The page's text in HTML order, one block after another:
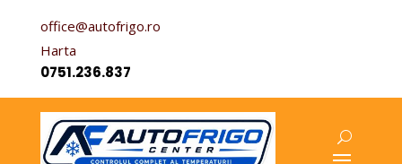
office@autofrigo.ro
Harta
0751.236.837